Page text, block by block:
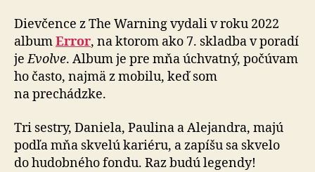
Dievčence z The Warning vydali v roku 2022
albumError, na ktorom ako 7. skladba v poradí
jeEvolve. Album je pre mňa úchvatný, počúvam
ho často, najmä z mobilu, keď som
na prechádzke.
Tri sestry, Daniela, Paulina a Alejandra, majú
podľa mňa skvelú kariéru, a zapíšu sa skvelo
do hudobného fondu. Raz budú legendy!